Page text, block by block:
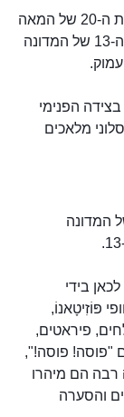
הכנסייה, המשקיפה על קו החוף, נבנתה בשנות ה-20 של המאה
ה-20. יש לה כיפה עם אייקון ביזאנטי מהמאה ה-13 של המדונה
הפנימי
מלאכים
המדונה
בידי
פּוֹזִיטָאנוֹ,
פיראטים,
"פוסה! פוסה!",
רבה הם מיהרו
והסערה